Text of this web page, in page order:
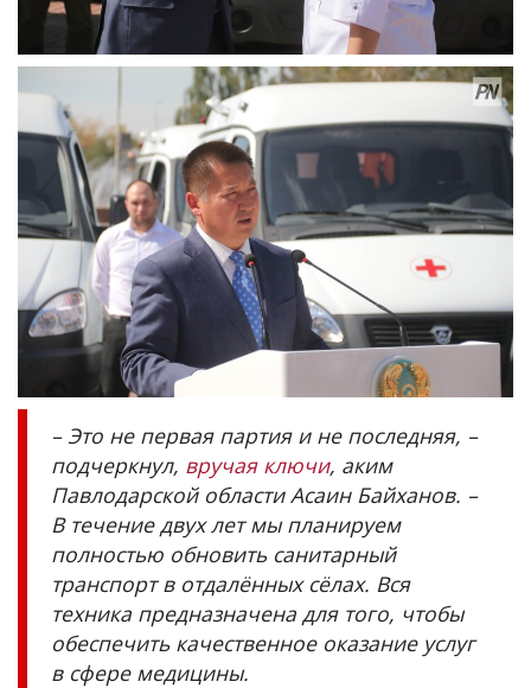
– Это не первая партия и не последняя, –
подчеркнул, вручая ключи, аким
Павлодарской области Асаин Байханов. –
В течение двух лет мы планируем
полностью обновить санитарный
транспорт в отдалённых сёлах. Вся
техника предназначена для того, чтобы
обеспечить качественное оказание услуг
в сфере медицины.